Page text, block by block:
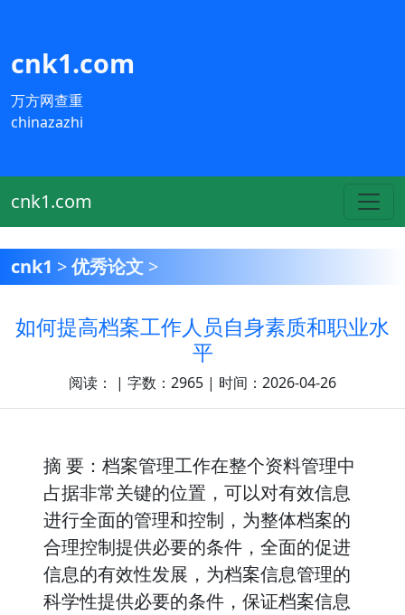
cnk1.com
万方网查重
chinazazhi
cnk1.com
cnk1 >优秀论文 >
如何提高档案工作人员自身素质和职业水
平
阅读： | 字数：2965 | 时间：2026-04-26
摘 要：档案管理工作在整个资料管理中
占据非常关键的位置，可以对有效信息
进行全面的管理和控制，为整体档案的
合理控制提供必要的条件，全面的促进
信息的有效性发展，为档案信息管理的
科学性提供必要的条件，保证档案信息